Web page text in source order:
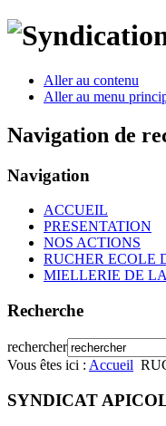
Aller au contenu
Aller au menu
Navigation de
Navigation
ACCUEIL
PRESENTATION
NOS ACTIONS
RUCHER ECOLE
MIELLERIE DE
Recherche
rechercher
Vous êtes ici : Accueil
SYNDICAT